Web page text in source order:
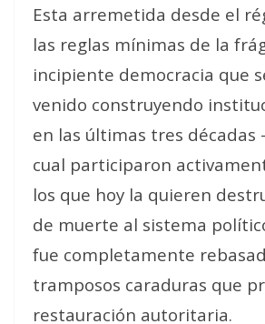
Esta arremetida desde el
las reglas mínimas de la
incipiente democracia que
venido construyendo
en las últimas tres décadas
cual participaron
los que hoy la quieren
de muerte al sistema
fue completamente
tramposos caraduras que
restauración autoritaria.